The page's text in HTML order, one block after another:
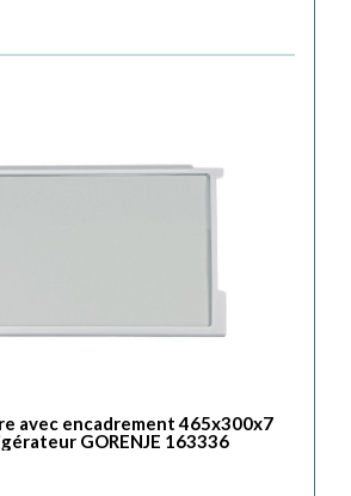
avec encadrement 465x300x7
GORENJE 163336